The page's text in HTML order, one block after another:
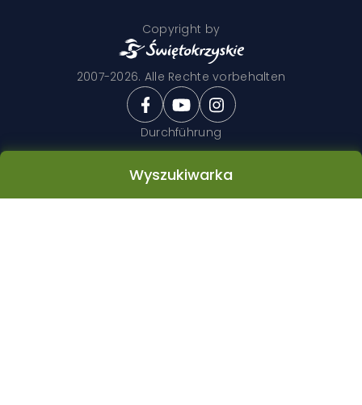
Wyszukiwarka
Copyright by
2007-2026. Alle Rechte vorbehalten
Durchführung